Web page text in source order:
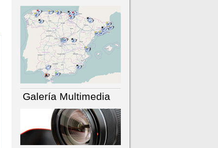
Galería Multimedia